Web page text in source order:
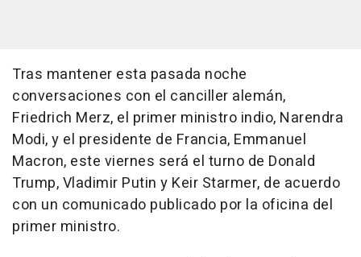
Tras mantener esta pasada noche
conversaciones con el canciller alemán,
Friedrich Merz, el primer ministro indio, Narendra
Modi, y el presidente de Francia, Emmanuel
Macron, este viernes será el turno de Donald
Trump, Vladimir Putin y Keir Starmer, de acuerdo
con un comunicado publicado por la oficina del
primer ministro.